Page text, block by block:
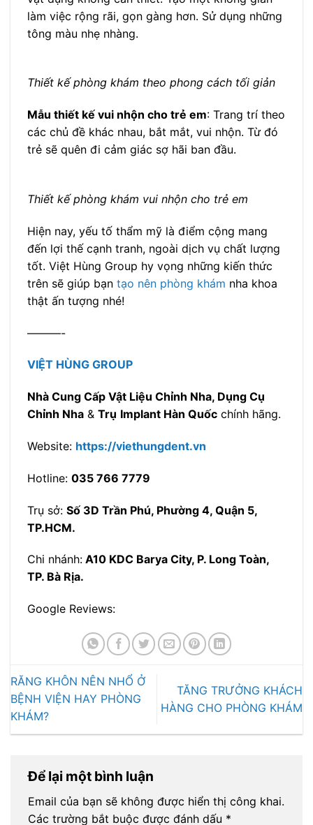
làm việc rộng rãi, gọn gàng hơn. Sử dụng những
tông màu nhẹ nhàng.
Thiết kế phòng khám theo phong cách tối giản
Mẫu thiết kế vui nhộn cho trẻ em: Trang trí theo
các chủ đề khác nhau, bắt mắt, vui nhộn. Từ đó
trẻ sẽ quên đi cảm giác sợ hãi ban đầu.
Thiết kế phòng khám vui nhộn cho trẻ em
Hiện nay, yếu tố thẩm mỹ là điểm cộng mang
đến lợi thế cạnh tranh, ngoài dịch vụ chất lượng
tốt. Việt Hùng Group hy vọng những kiến thức
trên sẽ giúp bạn tạo nên phòng khám nha khoa
thật ấn tượng nhé!
———-
VIỆT HÙNG GROUP
Nhà Cung Cấp Vật Liệu Chỉnh Nha, Dụng Cụ
Chỉnh Nha & Trụ Implant Hàn Quốc chính hãng.
Website: https://viethungdent.vn
Hotline: 035 766 7779
Trụ sở: Số 3D Trần Phú, Phường 4, Quận 5,
TP.HCM.
Chi nhánh: A10 KDC Barya City, P. Long Toàn,
TP. Bà Rịa.
Google Reviews:
RĂNG KHÔN NÊN NHỔ Ở
BỆNH VIỆN HAY PHÒNG
KHÁM?
TĂNG TRƯỞNG KHÁCH
HÀNG CHO PHÒNG KHÁM
Để lại một bình luận
Email của bạn sẽ không được hiển thị công khai.
Các trường bắt buộc được đánh dấu *